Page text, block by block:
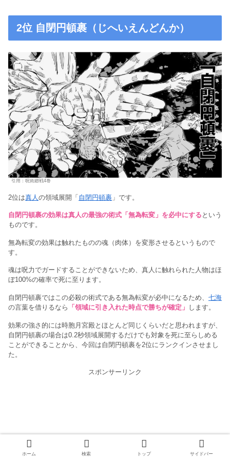
2位 自閉円頓裹（じへいえんどんか）
引用：呪術廻戦4巻
2位は真人 の領域展開「自閉円頓裹 」です。
自閉円頓裹の効果は真人の最強の術式「無為転変」を必中にする という
ものです。
無為転変の効果は触れたものの魂（肉体）を変形させるというもので
す。
魂は呪力でガードすることができないため、真人に触れられた人物はほ
ぼ100%の確率で死に至ります。
自閉円頓裹ではこの必殺の術式である無為転変が必中になるため、 七海
の言葉を借りるなら 「領域に引き入れた時点で勝ちが確定」 します。
効果の強さ的には時胞月宮殿とほとんど同じくらいだと思われますが、
自閉円頓裹の場合は0.2秒領域展開するだけでも対象を死に至らしめる
ことができることから、今回は自閉円頓裹を2位にランクインさせまし
た。
スポンサーリンク
ホーム 検索 トップ サイドバー